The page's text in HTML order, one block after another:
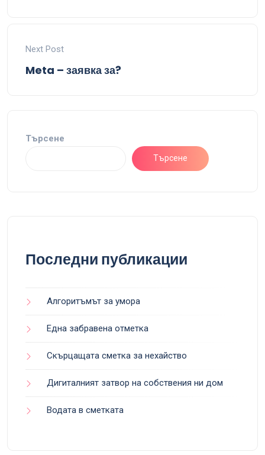
Next Post
Meta – заявка за?
Търсене
Търсене
Последни публикации
Алгоритъмът за умора
Една забравена отметка
Скърцащата сметка за нехайство
Дигиталният затвор на собствения ни дом
Водата в сметката